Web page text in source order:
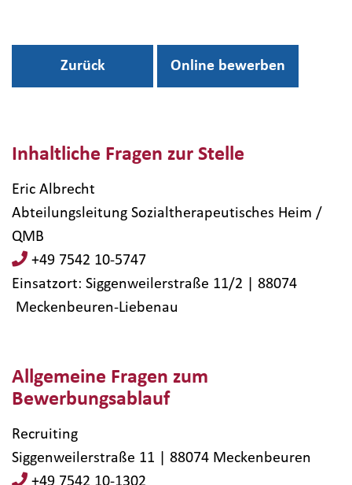
Inhaltliche Fragen zur Stelle
Eric Albrecht
Abteilungsleitung Sozialtherapeutisches Heim /
QMB
+49 7542 10-5747
Einsatzort: Siggenweilerstraße 11/2 | 88074​
Meckenbeuren-Liebenau
Allgemeine Fragen zum
Bewerbungsablauf
Recruiting
Siggenweilerstraße 11 | 88074 Meckenbeuren
+49 7542 10-1302
Zurück Online bewerben